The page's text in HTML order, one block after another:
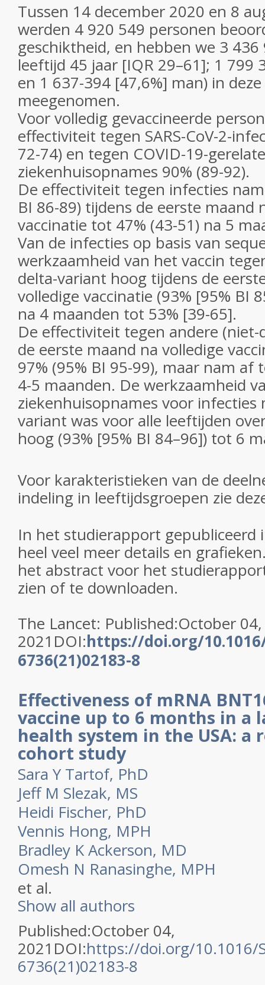
Tussen 14 december 2020 en 8
werden 4 920 549 personen
geschiktheid, en hebben we 3 436
leeftijd 45 jaar [IQR 29–61]; 1 799
en 1 637-394 [47,6%] man) in
meegenomen.
Voor volledig gevaccineerde
effectiviteit tegen SARS-CoV-2-
72-74) en tegen COVID-19-
ziekenhuisopnames 90% (89-92).
De effectiviteit tegen infecties
BI 86-89) tijdens de eerste maand
vaccinatie tot 47% (43-51) na 5
Van de infecties op basis van
werkzaamheid van het vaccin
delta-variant hoog tijdens de
volledige vaccinatie (93% [95% BI
na 4 maanden tot 53% [39-65].
De effectiviteit tegen andere
de eerste maand na volledige
97% (95% BI 95-99), maar nam af
4-5 maanden. De werkzaamheid
ziekenhuisopnames voor infecties
variant was voor alle leeftijden
hoog (93% [95% BI 84–96]) tot 6
Voor karakteristieken van de
indeling in leeftijdsgroepen zie
In het studierapport gepubliceerd
heel veel meer details en
het abstract voor het
zien of te downloaden.
The Lancet: Published:October 04,
2021DOI:https://doi.org/
6736(21)02183-8
Effectiveness of mRNA
vaccine up to 6 months in a
health system in the USA: a
cohort study
Sara Y Tartof, PhD
Jeff M Slezak, MS
Heidi Fischer, PhD
Vennis Hong, MPH
Bradley K Ackerson, MD
Omesh N Ranasinghe, MPH
et al.
Show all authors
Published:October 04,
2021DOI:https://doi.org/10.1016/
6736(21)02183-8